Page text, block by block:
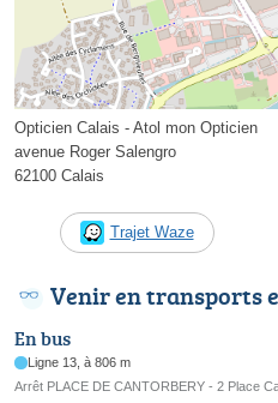
Opticien Calais - Atol mon Opticien
avenue Roger Salengro
62100 Calais
Trajet Waze
Venir en transports
En bus
Ligne 13, à 806 m
Arrêt PLACE DE CANTORBERY - 2 Place